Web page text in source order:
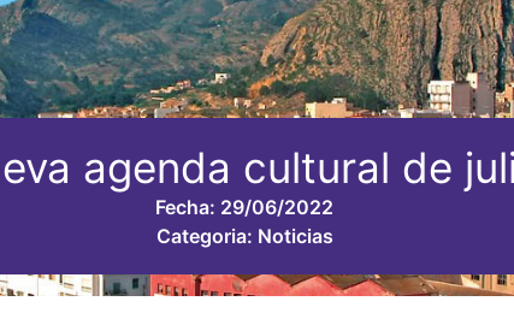
agenda cultural de
Fecha: 29/06/2022
Categoria: Noticias